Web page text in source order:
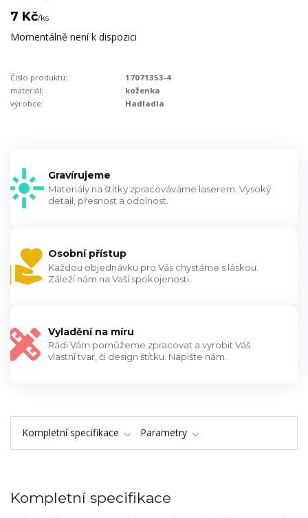
7 Kč/ks
Momentálně není k dispozici
Číslo produktu:
17071353-4
materiál:
koženka
výrobce:
Hadladla
Gravírujeme
Materiály na štítky zpracováváme laserem. Vysoký
detail, přesnost a odolnost.
Osobní přístup
Každou objednávku pro Vás chystáme s láskou.
Záleží nám na Vaší spokojenosti.
Vyladění na míru
Rádi Vám pomůžeme zpracovat a vyrobit Váš
vlastní tvar, či design štítku. Napište nám.
Kompletní specifikace Parametry
Kompletní specifikace